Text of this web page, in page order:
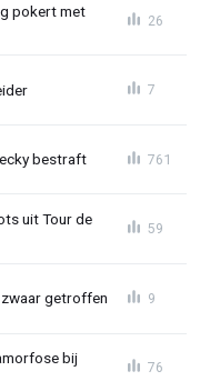
pokert met
26
7
bestraft 761
uit Tour de
59
getroffen 9
bij
76